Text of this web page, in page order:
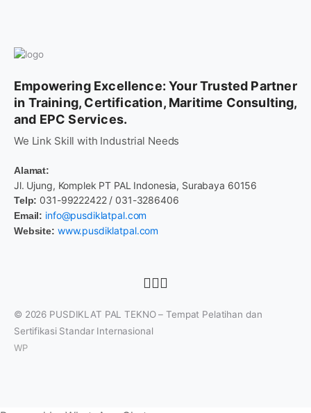
Empowering Excellence: Your Trusted Partner
in Training, Certification, Maritime Consulting,
and EPC Services.
We Link Skill with Industrial Needs
Alamat:
Jl. Ujung, Komplek PT PAL Indonesia, Surabaya 60156
Telp: 031-99222422 / 031-3286406
Email: info@pusdiklatpal.com
Website: www.pusdiklatpal.com
© 2026 PUSDIKLAT PAL TEKNO – Tempat Pelatihan dan
Sertifikasi Standar Internasional
WP